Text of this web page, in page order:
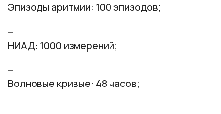
Эпизоды аритмии: 100 эпизодов;
НИАД: 1000 измерений;
Волновые кривые: 48 часов;